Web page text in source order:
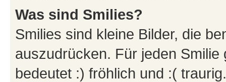
Was sind Smilies?
Smilies sind kleine Bilder, die
auszudrücken. Für jeden
bedeutet :) fröhlich und :(